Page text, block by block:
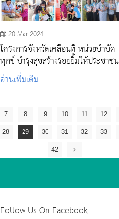
20 Mar 2024
โครงการจังหวัดเคลื่อนที่ หน่วยบำบัด
ทุกข์ บำรุงสุขสร้างรอยยิ้มให้ประชาชน
วัดราษฎร์บำรุงวนาราม อ.หนองแค
จ.สระบุรี
อ่านเพิ่มเติม
7 8 9 10 11 12
28 29 30 31 32 33
42
Follow Us On Facebook